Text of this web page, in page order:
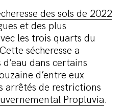
des sols de 2022
et des plus
les trois quarts du
sécheresse a
dans certains
d’entre eux
arrêtés de restrictions
Propluvia.